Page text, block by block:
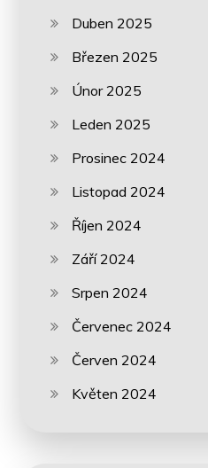
Duben 2025
Březen 2025
Únor 2025
Leden 2025
Prosinec 2024
Listopad 2024
Říjen 2024
Září 2024
Srpen 2024
Červenec 2024
Červen 2024
Květen 2024